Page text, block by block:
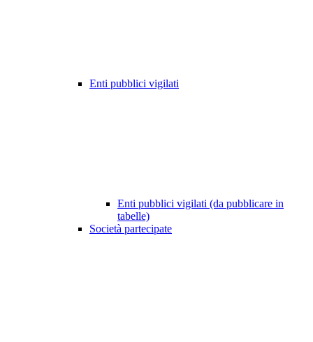
Enti pubblici vigilati
Enti pubblici vigilati (da pubblicare in
tabelle)
Società partecipate